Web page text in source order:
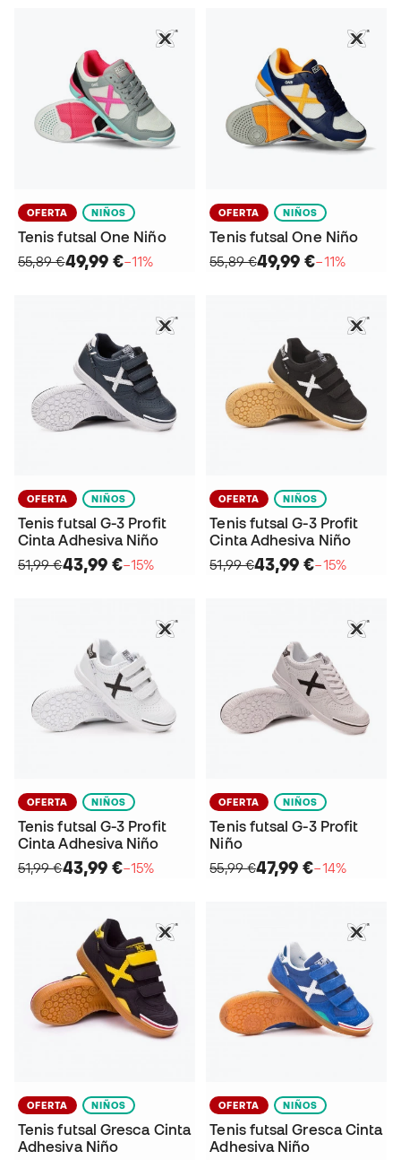
OFERTA NIÑOS
Tenis futsal One Niño
55,89 €49,99 €−11%
OFERTA NIÑOS
Tenis futsal One Niño
55,89 €49,99 €−11%
OFERTA NIÑOS
Tenis futsal G-3 Profit
Cinta Adhesiva Niño
51,99 €43,99 €−15%
OFERTA NIÑOS
Tenis futsal G-3 Profit
Cinta Adhesiva Niño
51,99 €43,99 €−15%
OFERTA NIÑOS
Tenis futsal G-3 Profit
Cinta Adhesiva Niño
51,99 €43,99 €−15%
OFERTA NIÑOS
Tenis futsal G-3 Profit
Niño
55,99 €47,99 €−14%
OFERTA NIÑOS
Tenis futsal Gresca Cinta
Adhesiva Niño
OFERTA NIÑOS
Tenis futsal Gresca Cinta
Adhesiva Niño